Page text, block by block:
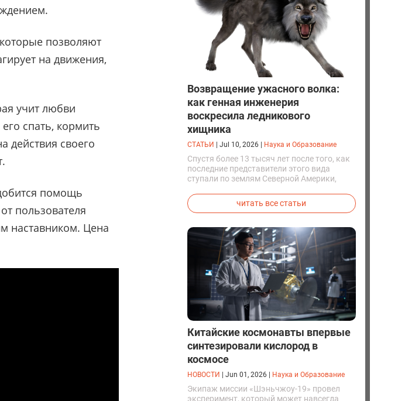
позволяют
на движения,
учит любви
спать, кормить
действия своего
помощь
пользователя
наставником. Цена
Возвращение ужасного волка:
как генная инженерия
воскресила ледникового
хищника
СТАТЬИ Jul 10, 2026 Наука и Образование
Спустя более 13 тысяч лет после того, как
последние представители этого вида
ступали по землям Северной Америки,
вывели первых генетически
модифицированных щенков с фенотипом
читать все статьи
Китайские космонавты впервые
синтезировали кислород в
космосе
НОВОСТИ Jun 01, 2026 Наука и Образование
Экипаж миссии «Шэньчжоу-19» провел
эксперимент, который может навсегда